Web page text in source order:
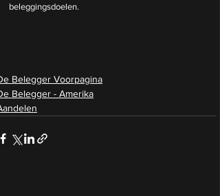
beleggingsdoelen.
Belegger Voorpagina
Belegger - Amerika